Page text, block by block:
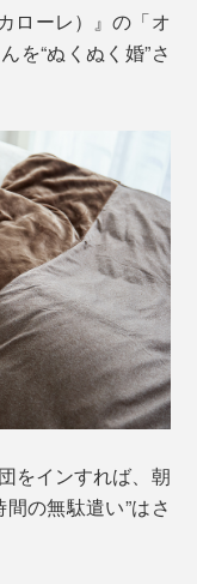
ローレ）』の「オ
を“ぬくぬく婚”さ
をインすれば、朝
の無駄遣い”はさ